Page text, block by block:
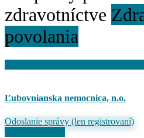
zdravotníctve
povolania
Ľubovnianska nemocnica, n.o.
Odoslanie správy (len registrovaní)